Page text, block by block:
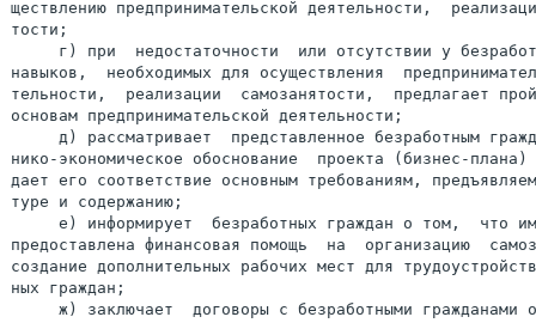
ществлению предпринимательской деятельности,
тости;
г) при  недостаточности  или отсутствии у
навыков,  необходимых для осуществления
тельности,  реализации  самозанятости,  предлагает
основам предпринимательской деятельности;
д) рассматривает  представленное безработным
нико-экономическое обоснование  проекта (бизнес-
дает его соответствие основным требованиям,
туре и содержанию;
е) информирует  безработных граждан о том,  что
предоставлена финансовая помощь  на  организацию
создание дополнительных рабочих мест для
ных граждан;
ж) заключает  договоры с безработными гражданами